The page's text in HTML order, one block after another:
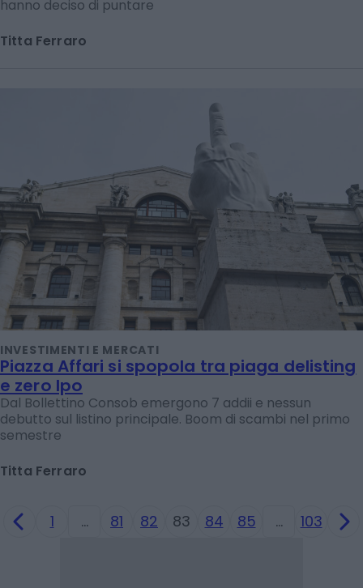
hanno deciso di puntare
Titta Ferraro
INVESTIMENTI E MERCATI
Piazza Affari si spopola tra piaga delisting
e zero Ipo
Dal Bollettino Consob emergono 7 addii e nessun
debutto sul listino principale. Boom di scambi nel primo
semestre
Titta Ferraro
1 … 81 82 83 84 85 … 103